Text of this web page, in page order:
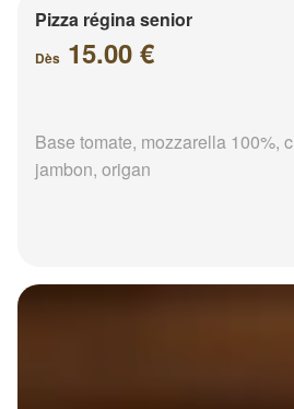
Pizza régina senior
Dès 15.00 €
Base tomate, mozzarella 100%,
jambon, origan